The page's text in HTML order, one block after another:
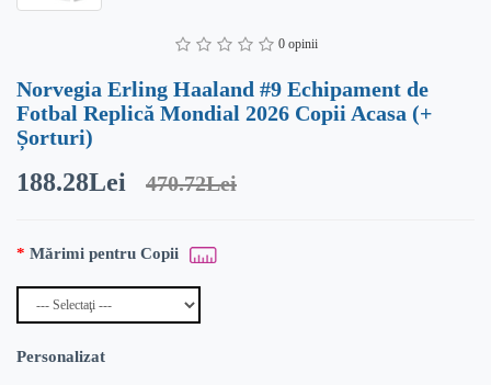
0 opinii
Norvegia Erling Haaland #9 Echipament de
Fotbal Replică Mondial 2026 Copii Acasa (+
Șorturi)
188.28Lei 470.72Lei
Mărimi pentru Copii
Personalizat